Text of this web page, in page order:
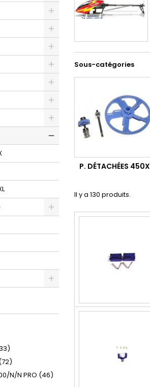
N/N PRO (46)
Sous-catégories
P. DÉTACHÉES 450X
Il y a 130 produits.